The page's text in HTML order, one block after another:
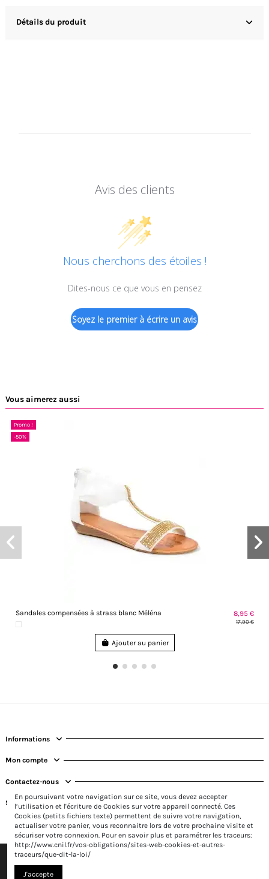
Détails du produit
Avis des clients
Nous cherchons des étoiles !
Dites-nous ce que vous en pensez
Soyez le premier à écrire un avis
Vous aimerez aussi
Promo !
-50%
Sandales compensées à strass blanc Méléna 8,95 €
17,90 €
Ajouter au panier
Informations
Mon compte
Contactez-nous
Suivez-nous
En poursuivant votre navigation sur ce site, vous devez accepter
l’utilisation et l'écriture de Cookies sur votre appareil connecté. Ces
Cookies (petits fichiers texte) permettent de suivre votre navigation,
actualiser votre panier, vous reconnaitre lors de votre prochaine visite et
sécuriser votre connexion. Pour en savoir plus et paramétrer les traceurs:
http://www.cnil.fr/vos-obligations/sites-web-cookies-et-autres-
traceurs/que-dit-la-loi/
J'accepte